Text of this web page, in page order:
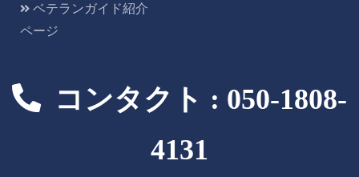
ベテランガイド紹介
ページ
コンタクト : 050-1808-
4131